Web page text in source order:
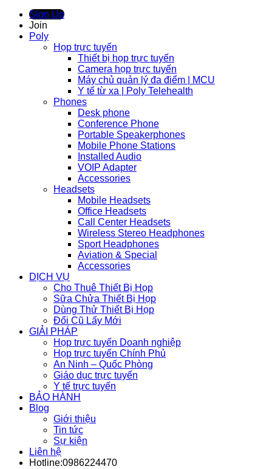
Sign Up
Join
Poly
Họp trực tuyến
Thiết bị họp trực tuyến
Camera họp trực tuyến
Máy chủ quản lý đa điểm | MCU
Y tế từ xa | Poly Telehealth
Phones
Desk phone
Conference Phone
Portable Speakerphones
Mobile Phone Stations
Installed Audio
VOIP Adapter
Accessories
Headsets
Mobile Headsets
Office Headsets
Call Center Headsets
Wireless Stereo Headphones
Sport Headphones
Aviation & Special
Accessories
DỊCH VỤ
Cho Thuê Thiết Bị Họp
Sữa Chửa Thiết Bị Họp
Dùng Thử Thiết Bị Họp
Đổi Cũ Lấy Mới
GIẢI PHÁP
Họp trực tuyến Doanh nghiệp
Họp trực tuyến Chính Phủ
An Ninh – Quốc Phòng
Giáo dục trực tuyến
Y tế trực tuyến
BẢO HÀNH
Blog
Giới thiệu
Tin tức
Sự kiện
Liên hệ
Hotline:0986224470